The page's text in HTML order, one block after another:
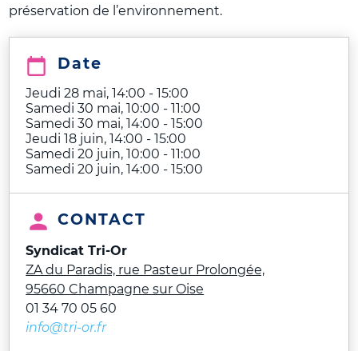
préservation de l’environnement.
Date
Jeudi 28 mai, 14:00 -15:00
Samedi 30 mai, 10:00 -11:00
Samedi 30 mai, 14:00 -15:00
Jeudi 18 juin, 14:00 -15:00
Samedi 20 juin, 10:00 -11:00
Samedi 20 juin, 14:00 -15:00
CONTACT
Syndicat Tri-Or
ZA du Paradis, rue Pasteur Prolongée,
95660 Champagne sur Oise
01 34 70 05 60
info@tri-or.fr